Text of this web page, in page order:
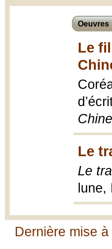
Oeuvres
Le
Chine
Le
Le
Dernière mise